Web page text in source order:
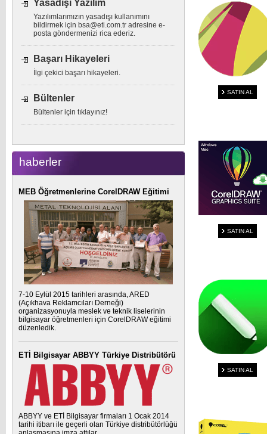
SATIN AL
SATIN AL
SATIN AL
Yasadışı Yazılım
Yazılımlarımızın yasadışı kullanımını
bildirmek için bsa@eti.com.tr adresine e-
posta göndermenizi rica ederiz.
Başarı Hikayeleri
İlgi çekici başarı hikayeleri.
Bültenler
Bültenler için tıklayınız!
haberler
MEB Öğretmenlerine CorelDRAW Eğitimi
7-10 Eylül 2015 tarihleri arasında, ARED
(Açıkhava Reklamcıları Derneği)
organizasyonuyla meslek ve teknik liselerinin
bilgisayar öğretmenleri için CorelDRAW eğitimi
düzenledik.
ETİ Bilgisayar ABBYY Türkiye Distribütörü
ABBYY ve ETİ Bilgisayar firmaları 1 Ocak 2014
tarihi itibarı ile geçerli olan Türkiye distribütörlüğü